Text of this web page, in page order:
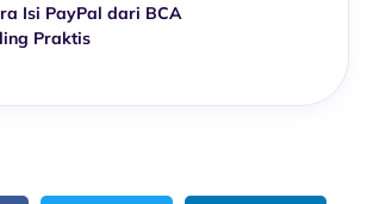
Cara Isi PayPal dari
BCA Paling Praktis